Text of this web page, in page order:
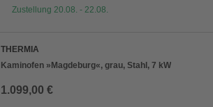
Zustellung 20.08. - 22.08.
THERMIA
Kaminofen »Magdeburg«, grau, Stahl, 7 kW
1.099,00 €